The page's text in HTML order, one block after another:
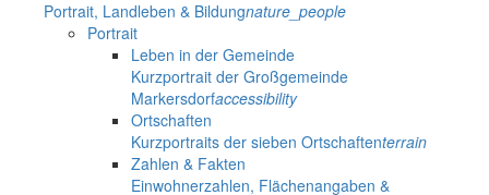
Portrait, Landleben & Bildungnature_people
Portrait
Leben in der Gemeinde
Kurzportrait der Großgemeinde
Markersdorfaccessibility
Ortschaften
Kurzportraits der sieben Ortschaftenterrain
Zahlen & Fakten
Einwohnerzahlen, Flächenangaben &